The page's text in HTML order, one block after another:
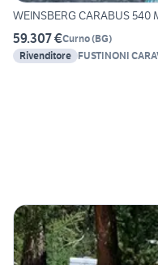
WEINSBERG CARABUS 540
59.307 €Curno(BG)
Rivenditore FUSTINONI